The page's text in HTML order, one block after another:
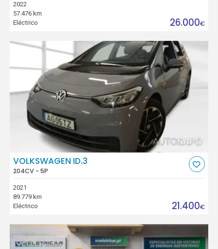
2022
57.476 km
Eléctrico
26.000€
VOLKSWAGEN ID.3
204CV - 5P
2021
89.779 km
Eléctrico
21.400€